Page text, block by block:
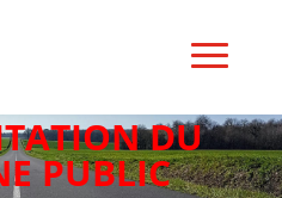
DU
PUBLIC